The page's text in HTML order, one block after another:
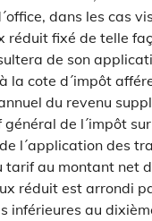
dans les cas
réduit fixé de telle
de son
la cote d´impôt
du revenu
général de l´impôt
l´application des
tarif au montant net
réduit est arrondi
inférieures au